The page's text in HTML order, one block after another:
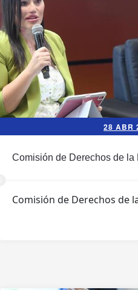
28 ABR
Comisión de Derechos de la
Comisión de Derechos de